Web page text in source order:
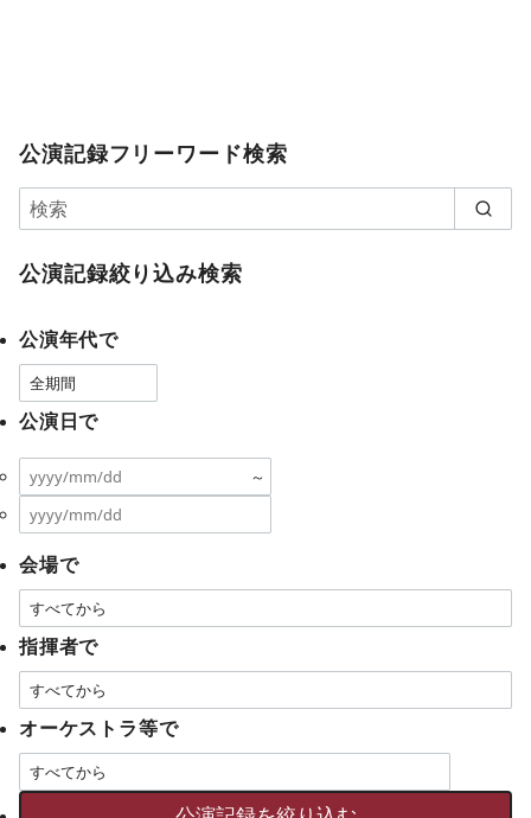
公演記録フリーワード検索
公演記録絞り込み検索
公演年代で
公演日で
～
会場で
指揮者で
オーケストラ等で